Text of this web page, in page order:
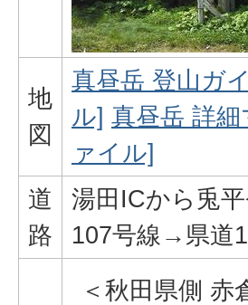
地
図
真昼岳 登山ガ
ル] 真昼岳 詳
ァイル]
道
路
湯田ICから兎
107号線→県道
＜秋田県側 赤